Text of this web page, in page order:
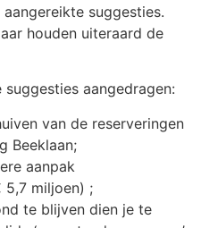
suggesties.
houden uiteraard de
aangedragen:
van de reserveringen
Beeklaan;
aanpak
miljoen) ;
te blijven dien je te